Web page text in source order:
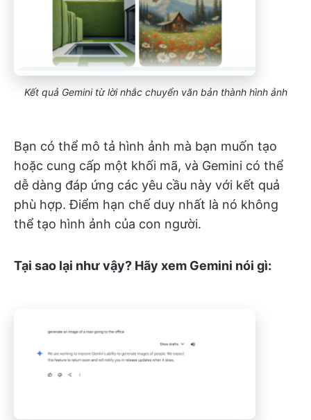
Kết quả Gemini từ lời nhắc chuyển văn bản thành hình ảnh
Bạn có thể mô tả hình ảnh mà bạn muốn tạo
hoặc cung cấp một khối mã, và Gemini có thể
dễ dàng đáp ứng các yêu cầu này với kết quả
phù hợp. Điểm hạn chế duy nhất là nó không
thể tạo hình ảnh của con người.
Tại sao lại như vậy? Hãy xem Gemini nói gì: